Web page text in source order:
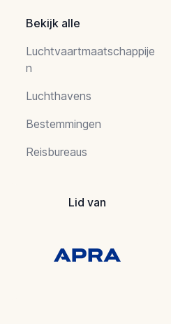
Bekijk alle
Luchtvaartmaatschappije
n
Luchthavens
Bestemmingen
Reisbureaus
Lid van